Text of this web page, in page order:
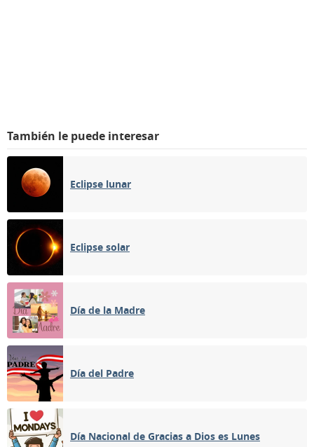
También le puede interesar
Eclipse lunar
Eclipse solar
Día de la Madre
Día del Padre
Día Nacional de Gracias a Dios es Lunes